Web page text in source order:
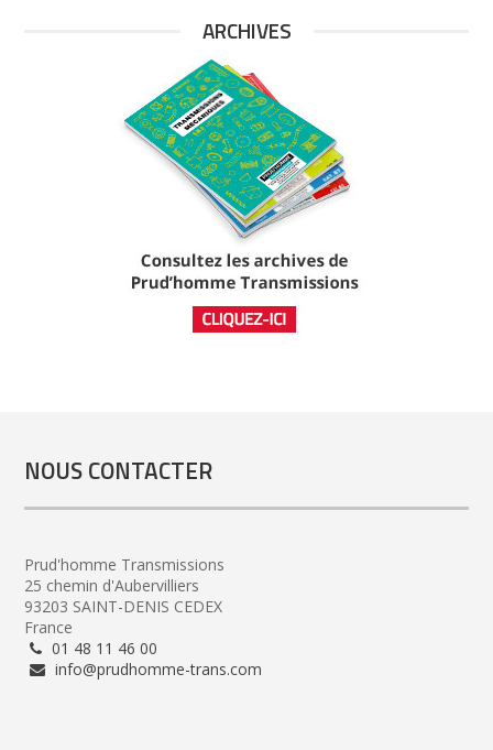
ARCHIVES
NOUS CONTACTER
Prud'homme Transmissions
25 chemin d'Aubervilliers
93203 SAINT-DENIS CEDEX
France
01 48 11 46 00
info@prudhomme-trans.com